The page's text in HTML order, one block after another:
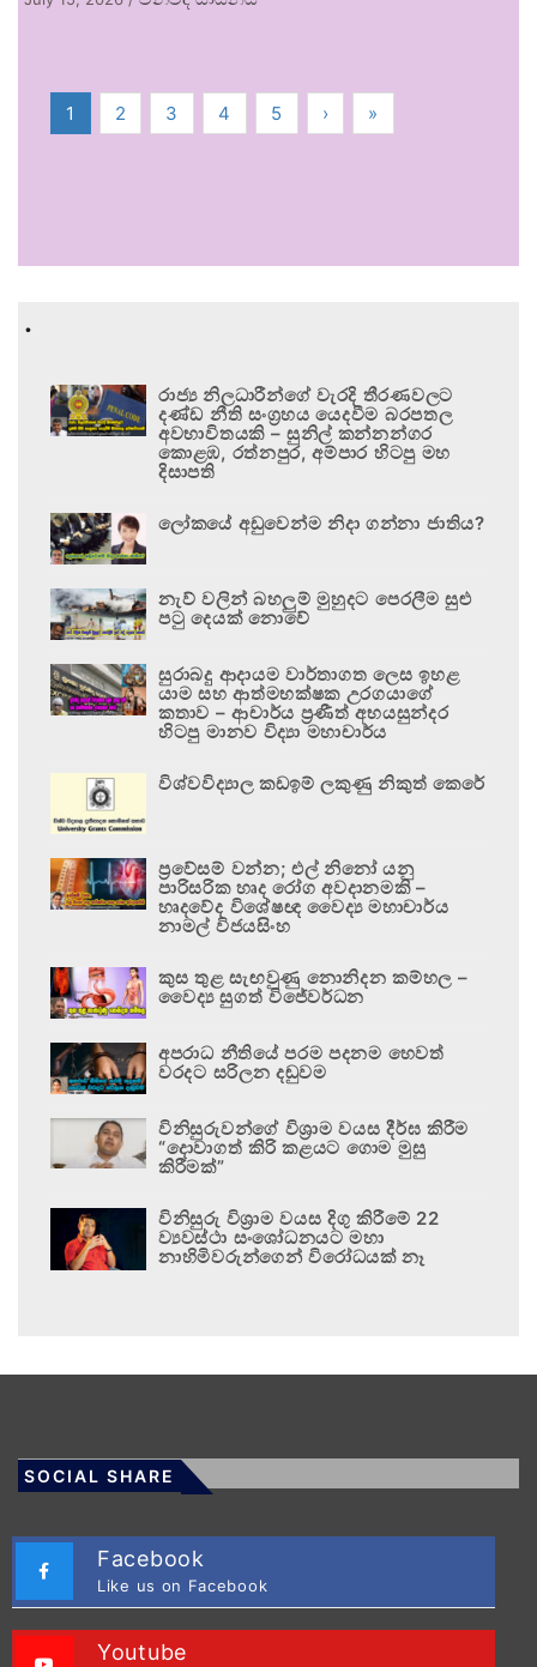
1 2 3 4 5 › »
.
රාජ්‍ය නිලධාරීන්ගේ වැරදි තීරණවලට
දණ්ඩ නීති සංග්‍රහය යෙදවීම බරපතල
අවභාවිතයකි – සුනිල් කන්නන්ගර
කොළඹ, රත්නපුර, අම්පාර හිටපු මහ
දිසාපති
ලෝකයේ අඩුවෙන්ම නිදා ගන්නා ජාතිය?
නැව් වලින් බහලුම් මුහුදට පෙරලීම සුළු
පටු දෙයක් නොවේ
සුරාබදු ආදායම වාර්තාගත ලෙස ඉහළ
යාම සහ ආත්මභක්ෂක උරගයාගේ
කතාව – ආචාර්ය ප්‍රණීත් අභයසුන්දර
හිටපු මානව විද්‍යා මහාචාර්ය
විශ්වවිද්‍යාල කඩඉම් ලකුණු නිකුත් කෙරේ
ප්‍රවේසම් වන්න; එල් නිනෝ යනු
පාරිසරික හෘද රෝග අවදානමකි –
හෘදවේද විශේෂඥ වෛද්‍ය මහාචාර්ය
නාමල් විජයසිංහ
කුස තුළ සැඟවුණු නොනිදන කම්හල –
වෛද්‍ය සුගත් විජේවර්ධන
අපරාධ නීතියේ පරම පදනම හෙවත්
වරදට සරිලන දඬුවම
විනිසුරුවන්ගේ විශ්‍රාම වයස දීර්ඝ කිරීම
“දොවාගත් කිරි කළයට ගොම මුසු
කිරීමක්”
විනිසුරු විශ්‍රාම වයස දිගු කිරීමේ 22
ව්‍යවස්ථා සංශෝධනයට මහා
නාහිමිවරුන්ගෙන් විරෝධයක් නෑ
SOCIAL SHARE
Facebook
Like us on Facebook
Youtube